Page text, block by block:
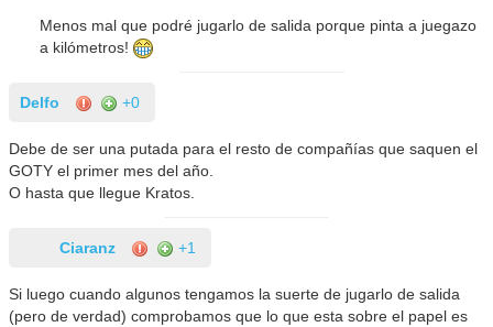
Menos mal que podré jugarlo de salida porque pinta a juegazo
a kilómetros!
Delfo +0
Debe de ser una putada para el resto de compañías que saquen el
GOTY el primer mes del año.
O hasta que llegue Kratos.
Ciaranz +1
Si luego cuando algunos tengamos la suerte de jugarlo de salida
(pero de verdad) comprobamos que lo que esta sobre el papel es